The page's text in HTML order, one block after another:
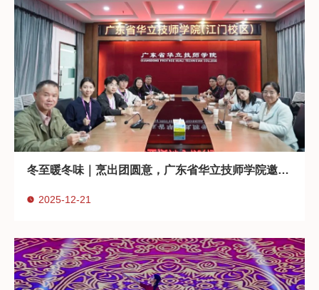
冬至暖冬味｜烹出团圆意，广东省华立技师学院邀你共赴冬至温暖之约
2025-12-21